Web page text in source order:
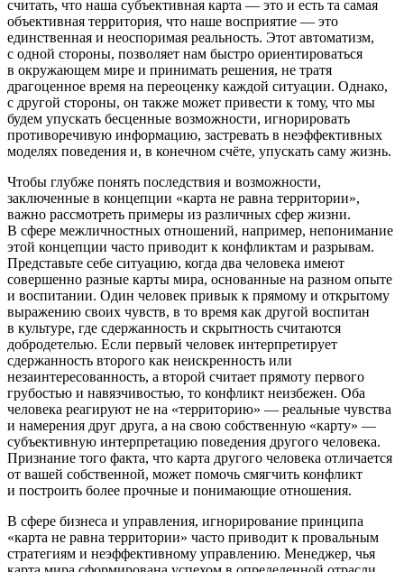
считать, что наша субъективная карта — это и есть та самая
объективная территория, что наше восприятие — это
единственная и неоспоримая реальность. Этот автоматизм,
с одной стороны, позволяет нам быстро ориентироваться
в окружающем мире и принимать решения, не тратя
драгоценное время на переоценку каждой ситуации. Однако,
с другой стороны, он также может привести к тому, что мы
будем упускать бесценные возможности, игнорировать
противоречивую информацию, застревать в неэффективных
моделях поведения и, в конечном счёте, упускать саму жизнь.
Чтобы глубже понять последствия и возможности,
заключенные в концепции «карта не равна территории»,
важно рассмотреть примеры из различных сфер жизни.
В сфере межличностных отношений, например, непонимание
этой концепции часто приводит к конфликтам и разрывам.
Представьте себе ситуацию, когда два человека имеют
совершенно разные карты мира, основанные на разном опыте
и воспитании. Один человек привык к прямому и открытому
выражению своих чувств, в то время как другой воспитан
в культуре, где сдержанность и скрытность считаются
добродетелью. Если первый человек интерпретирует
сдержанность второго как неискренность или
незаинтересованность, а второй считает прямоту первого
грубостью и навязчивостью, то конфликт неизбежен. Оба
человека реагируют не на «территорию» — реальные чувства
и намерения друг друга, а на свою собственную «карту» —
субъективную интерпретацию поведения другого человека.
Признание того факта, что карта другого человека отличается
от вашей собственной, может помочь смягчить конфликт
и построить более прочные и понимающие отношения.
В сфере бизнеса и управления, игнорирование принципа
«карта не равна территории» часто приводит к провальным
стратегиям и неэффективному управлению. Менеджер, чья